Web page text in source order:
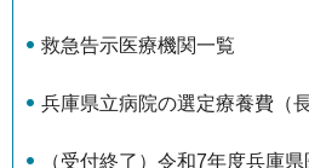
救急告示医療機関一覧
兵庫県立病院の選定療養費（
（受付終了）令和7年度兵庫